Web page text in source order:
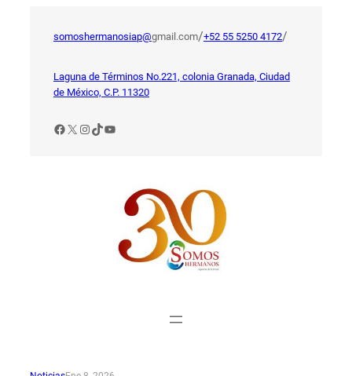
somoshermanosiap@gmail.com/+52 55 5250 4172/
Laguna de Términos No.221, colonia Granada, Ciudad
de México, C.P. 11320
Facebook
X Instagram
TikTok
YouTube